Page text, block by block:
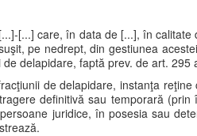
[...] care, în data de [...], în
pe nedrept, din gestiunea
delapidare, faptă prev. de art.
de delapidare, instanţa
definitivă sau temporară
juridice, în posesia sau